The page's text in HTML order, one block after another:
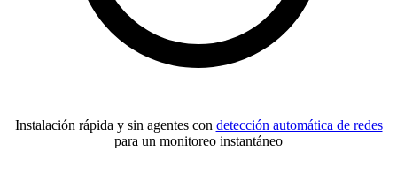
Instalación rápida y sin agentes con detección automática de redes
para un monitoreo instantáneo